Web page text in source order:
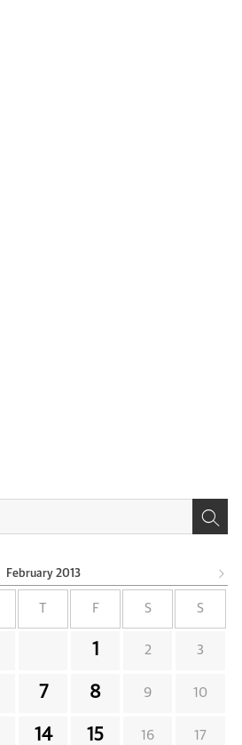
February 2013
F S S
1 2 3
7 8 9 10
14 15 16 17